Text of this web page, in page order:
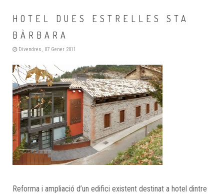
HOTEL DUES ESTRELLES STA
BÀRBARA
Divendres, 07 Gener 2011
Reforma i ampliació d’un edifici existent destinat a hotel dintre